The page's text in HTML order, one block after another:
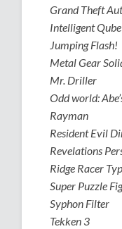
Grand Theft
Intelligent Qube
Jumping Flash!
Metal Gear
Mr. Driller
Odd world:
Rayman
Resident Evil
Revelations
Ridge Racer
Super Puzzle
Syphon Filter
Tekken 3